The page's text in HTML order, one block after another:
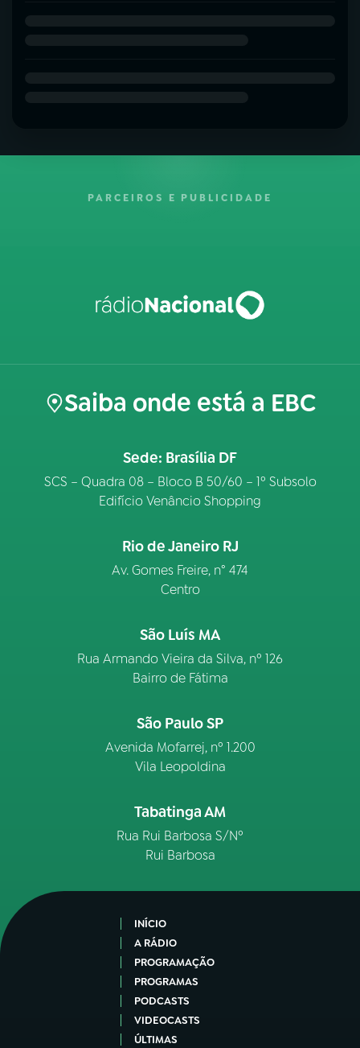
PARCEIROS E PUBLICIDADE
Saiba onde está a EBC
Sede: Brasília DF
SCS – Quadra 08 – Bloco B 50/60 – 1º Subsolo
Edifício Venâncio Shopping
Rio de Janeiro RJ
Av. Gomes Freire, n° 474
Centro
São Luís MA
Rua Armando Vieira da Silva, nº 126
Bairro de Fátima
São Paulo SP
Avenida Mofarrej, nº 1.200
Vila Leopoldina
Tabatinga AM
Rua Rui Barbosa S/Nº
Rui Barbosa
INÍCIO
A RÁDIO
PROGRAMAÇÃO
PROGRAMAS
PODCASTS
VIDEOCASTS
ÚLTIMAS